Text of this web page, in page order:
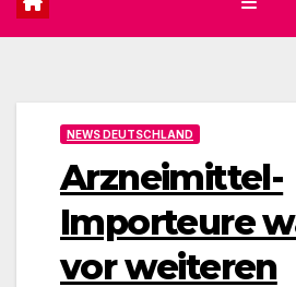
NEWS DEUTSCHLAND
Arzneimittel-
Importeure
vor weiteren